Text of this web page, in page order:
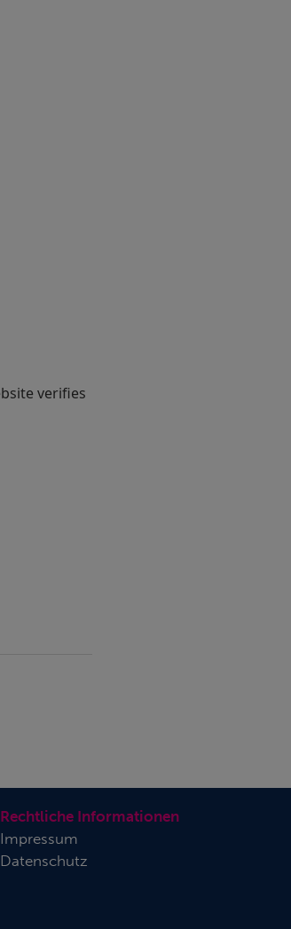
Rechtliche Informationen
Impressum
Datenschutz